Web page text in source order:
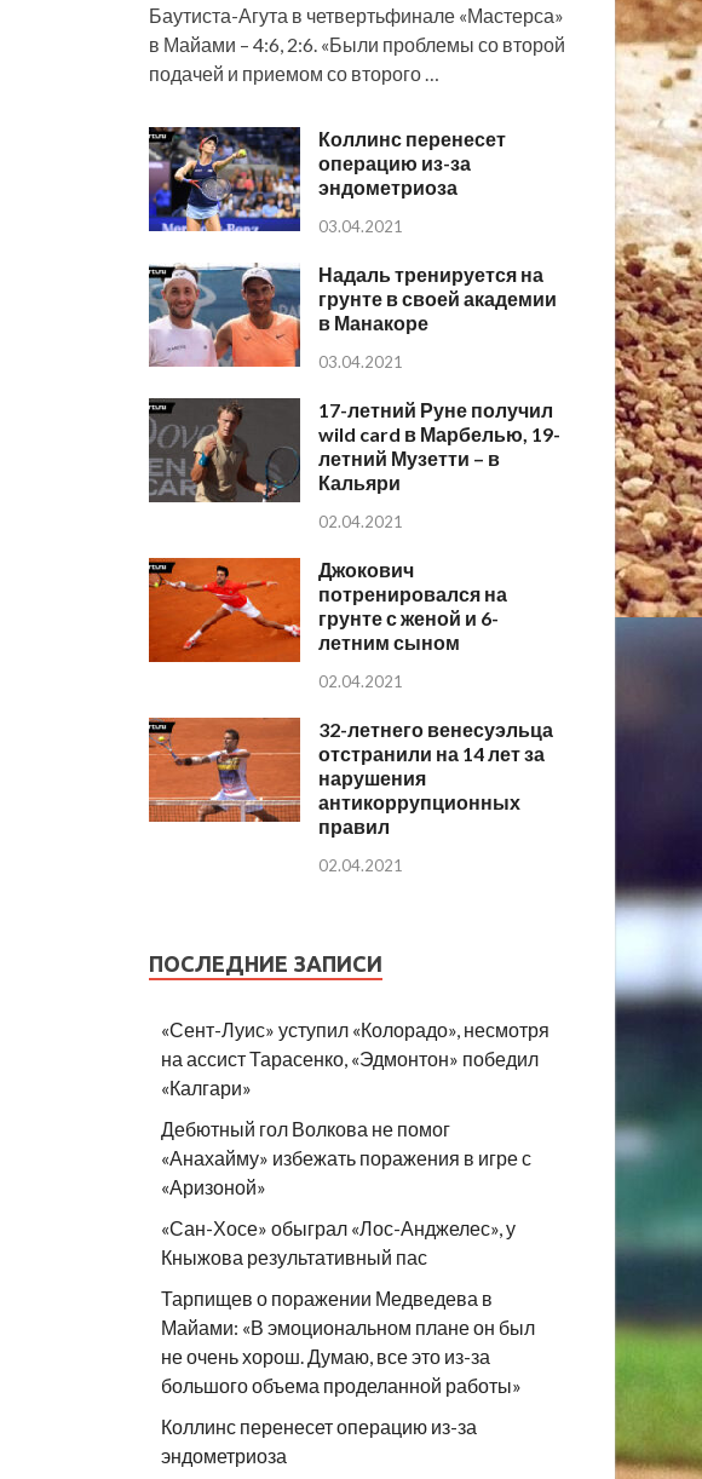
Баутиста-Агута в четвертьфинале «Мастерса»
в Майами – 4:6, 2:6. «Были проблемы со второй
подачей и приемом со второго …
Коллинс перенесет
операцию из-за
эндометриоза
03.04.2021
Надаль тренируется на
грунте в своей академии
в Манакоре
03.04.2021
17-летний Руне получил
wild card в Марбелью, 19-
летний Музетти – в
Кальяри
02.04.2021
Джокович
потренировался на
грунте с женой и 6-
летним сыном
02.04.2021
32-летнего венесуэльца
отстранили на 14 лет за
нарушения
антикоррупционных
правил
02.04.2021
ПОСЛЕДНИЕ ЗАПИСИ
«Сент-Луис» уступил «Колорадо», несмотря
на ассист Тарасенко, «Эдмонтон» победил
«Калгари»
Дебютный гол Волкова не помог
«Анахайму» избежать поражения в игре с
«Аризоной»
«Сан-Хосе» обыграл «Лос-Анджелес», у
Кныжова результативный пас
Тарпищев о поражении Медведева в
Майами: «В эмоциональном плане он был
не очень хорош. Думаю, все это из-за
большого объема проделанной работы»
Коллинс перенесет операцию из-за
эндометриоза